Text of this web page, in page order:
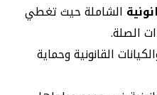
الشاملة حيث تغطي
الصلة.
القانونية وحماية